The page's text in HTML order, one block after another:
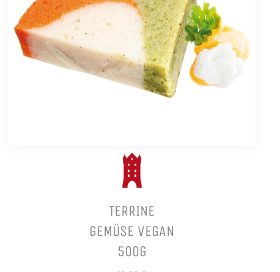
TERRINE
GEMÜSE VEGAN
500G